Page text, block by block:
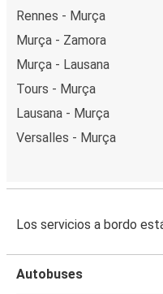
Rennes - Murça
Murça - Zamora
Murça - Lausana
Tours - Murça
Lausana - Murça
Versalles - Murça
Los servicios a bordo
Autobuses